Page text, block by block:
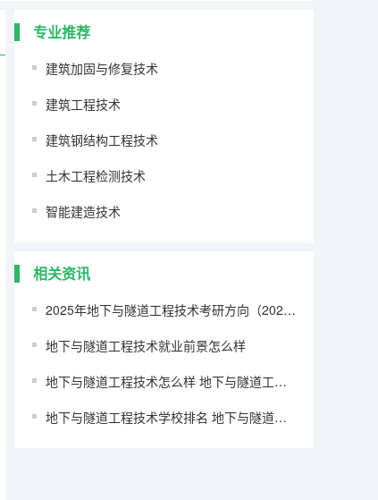
专业推荐
建筑加固与修复技术
建筑工程技术
建筑钢结构工程技术
土木工程检测技术
智能建造技术
相关资讯
2025年地下与隧道工程技术考研方向（2026参考）
地下与隧道工程技术就业前景怎么样
地下与隧道工程技术怎么样 地下与隧道工程技术就业前景如何
地下与隧道工程技术学校排名 地下与隧道工程技术未来就业方向如何